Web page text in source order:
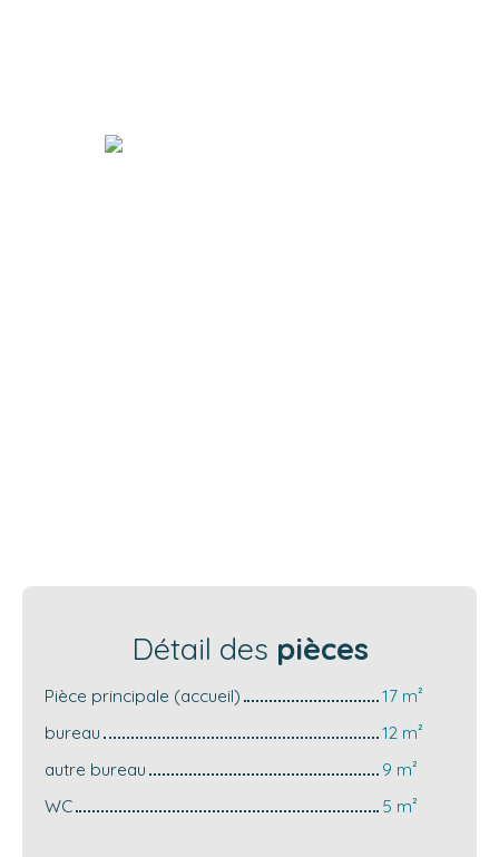
Détail des pièces
Pièce principale (accueil)
17 m²
bureau
12 m²
autre bureau
9 m²
WC
5 m²